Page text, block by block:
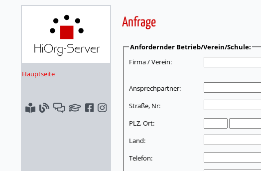
Hauptseite
Anfrage
Anfordernder Betrieb/Verein/Schule:
Firma / Verein:
Ansprechpartner:
Straße, Nr:
PLZ, Ort:
Land:
Telefon: